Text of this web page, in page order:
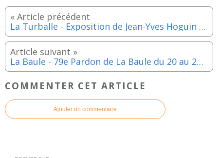
La Turballe - Exposition de Jean-Yves Hoguin jusqu'au samedi 29 août 2026
La Baule - 79e Pardon de La Baule du 20 au 23 août 2026.
COMMENTER CET ARTICLE
Ajouter un commentaire